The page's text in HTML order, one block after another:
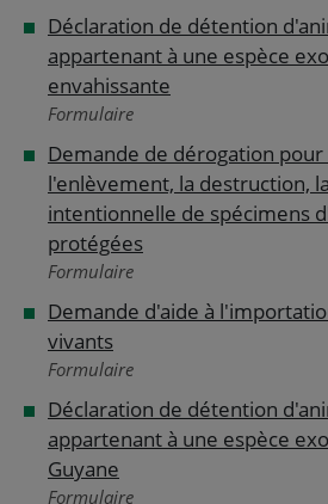
Déclaration de détention
appartenant à une espèce
envahissante
Formulaire
Demande de dérogation pour
l'enlèvement, la destruction,
intentionnelle de spécimens
protégées
Formulaire
Demande d'aide à
vivants
Formulaire
Déclaration de détention
appartenant à une espèce
Guyane
Formulaire